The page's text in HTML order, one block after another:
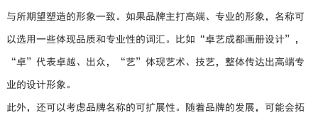
与所期望塑造的形象一致。如果品牌主打高端、专业的形象，名称可
以选用一些体现品质和专业性的词汇。比如“卓艺成都画册设计”，
“卓”代表卓越、出众，“艺”体现艺术、技艺，整体传达出高端专
业的设计形象。
此外，还可以考虑品牌名称的可扩展性。随着品牌的发展，可能会拓